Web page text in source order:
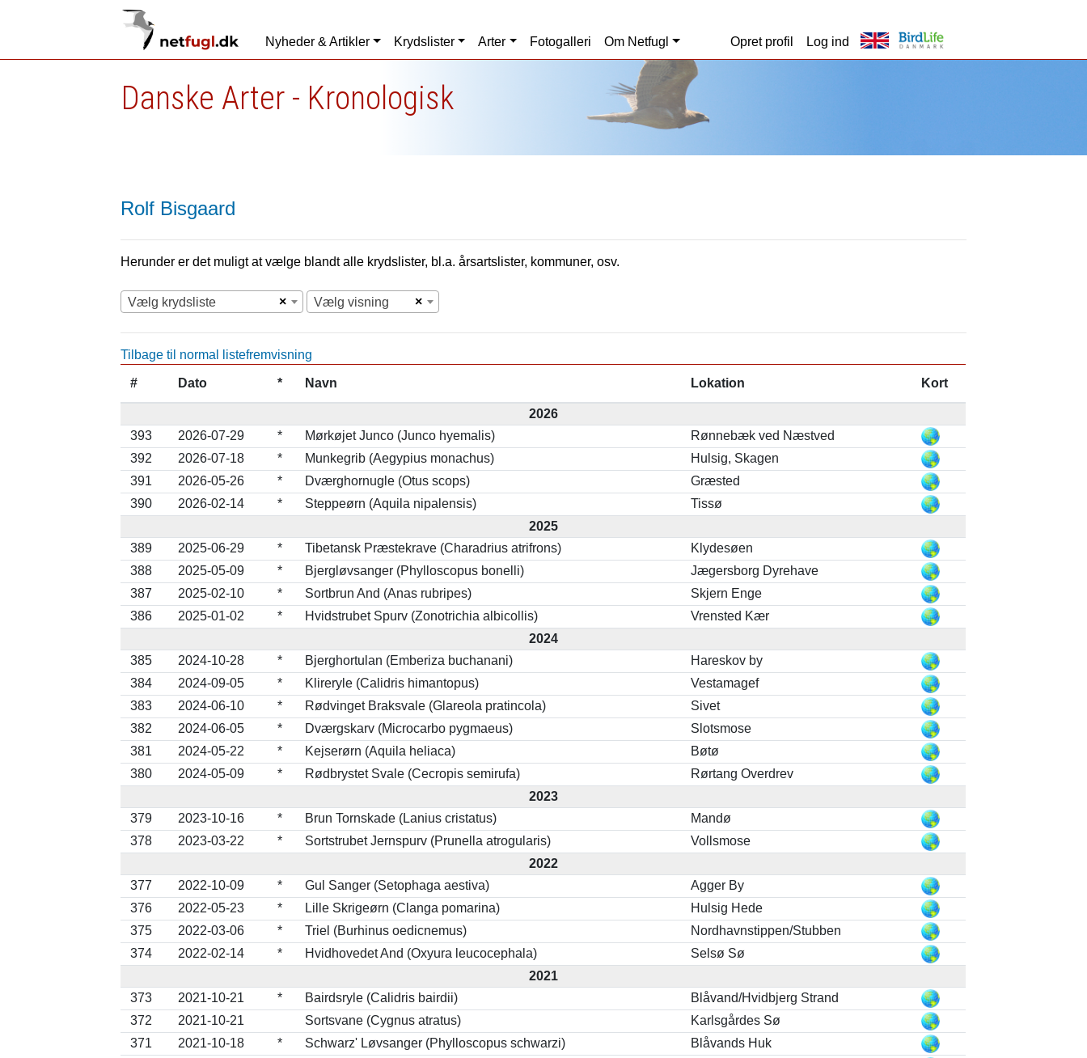
Nyheder & Artikler Krydslister Arter Fotogalleri Om Netfugl Opret profil Log ind
Danske Arter - Kronologisk
Rolf Bisgaard
Herunder er det muligt at vælge blandt alle krydslister, bl.a. årsartslister, kommuner, osv.
×
Vælg krydsliste ×
Vælg visning
Tilbage til normal listefremvisning
# Dato * Navn Lokation Kort
2026
393
2026-07-29 * Mørkøjet Junco (Junco hyemalis)
Rønnebæk ved Næstved
392
2026-07-18 * Munkegrib (Aegypius monachus)
Hulsig, Skagen
391
2026-05-26 * Dværghornugle (Otus scops)
Græsted
390
2026-02-14 * Steppeørn (Aquila nipalensis)
Tissø
2025
389
2025-06-29 * Tibetansk Præstekrave (Charadrius atrifrons)
Klydesøen
388
2025-05-09 * Bjergløvsanger (Phylloscopus bonelli)
Jægersborg Dyrehave
387
2025-02-10 * Sortbrun And (Anas rubripes)
Skjern Enge
386
2025-01-02 * Hvidstrubet Spurv (Zonotrichia albicollis)
Vrensted Kær
2024
385
2024-10-28 * Bjerghortulan (Emberiza buchanani)
Hareskov by
384
2024-09-05 * Klireryle (Calidris himantopus)
Vestamagef
383
2024-06-10 * Rødvinget Braksvale (Glareola pratincola)
Sivet
382
2024-06-05 * Dværgskarv (Microcarbo pygmaeus)
Slotsmose
381
2024-05-22 * Kejserørn (Aquila heliaca)
Bøtø
380
2024-05-09 * Rødbrystet Svale (Cecropis semirufa)
Rørtang Overdrev
2023
379
2023-10-16 * Brun Tornskade (Lanius cristatus)
Mandø
378
2023-03-22 * Sortstrubet Jernspurv (Prunella atrogularis)
Vollsmose
2022
377
2022-10-09 * Gul Sanger (Setophaga aestiva)
Agger By
376
2022-05-23 * Lille Skrigeørn (Clanga pomarina)
Hulsig Hede
375
2022-03-06 * Triel (Burhinus oedicnemus)
Nordhavnstippen/Stubben
374
2022-02-14 * Hvidhovedet And (Oxyura leucocephala)
Selsø Sø
2021
373
2021-10-21 * Bairdsryle (Calidris bairdii)
Blåvand/Hvidbjerg Strand
372
2021-10-21 Sortsvane (Cygnus atratus)
Karlsgårdes Sø
371
2021-10-18 * Schwarz' Løvsanger (Phylloscopus schwarzi)
Blåvands Huk